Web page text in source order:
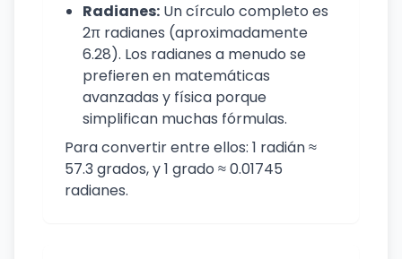
Radianes: Un círculo completo es
2π radianes (aproximadamente
6.28). Los radianes a menudo se
prefieren en matemáticas
avanzadas y física porque
simplifican muchas fórmulas.
Para convertir entre ellos: 1 radián ≈
57.3 grados, y 1 grado ≈ 0.01745
radianes.